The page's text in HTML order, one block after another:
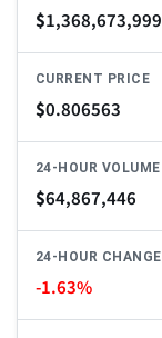
$1,368,673,999
CURRENT PRICE
$0.806563
24-HOUR VOLUME
$64,867,446
24-HOUR CHANGE
-1.63%